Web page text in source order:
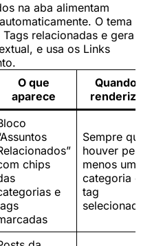
na aba alimentam
O tema
relacionadas e gera
e usa os Links
O que
aparece
Quando
renderiza
chips
e
Sempre que
houver pelo
menos uma
categoria ou
tag
selecionada